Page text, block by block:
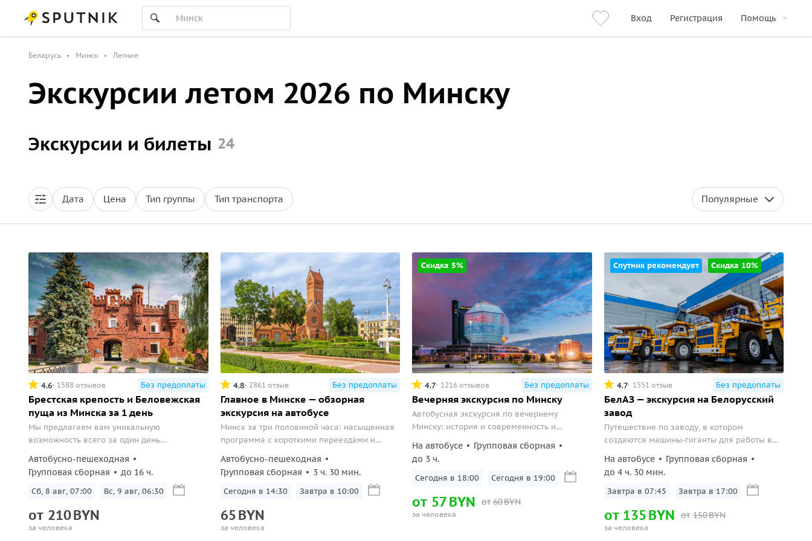
Вход Регистрация Помощь
Беларусь Минск Летние
Экскурсии летом 2026 по Минску
Экскурсии и билеты 24
Дата Цена Тип группы Тип транспорта Популярные
4.6 1588 отзывов Без предоплаты
Брестская крепость и Беловежская
пуща из Минска за 1 день
Мы предлагаем вам уникальную
возможность всего за один день
Беларуси — Брестской крепостью и
национальным парком «Беловежская
пуща». Эта экскурсия — настоящее
региона.
Автобусно-пешеходная
Групповая сборная
до 16 ч.
Сб, 8 авг, 07:00 Вс, 9 авг, 06:30
от 210BYN
за человека
4.8 2861 отзыв Без предоплаты
Главное в Минске — обзорная
экскурсия на автобусе
Минск за три половиной часа: насыщенная
программа с короткими переездами и
Национальной библиотеки и на пл.
Независимости.
Автобусно-пешеходная
Групповая сборная
3 ч. 30 мин.
Сегодня в 14:30 Завтра в 10:00
65BYN
за человека
Скидка 5%
4.7 1216 отзывов Без предоплаты
Вечерняя экскурсия по Минску
Автобусная экскурсия по вечернему
Минску: история и современность и
На автобусе
Групповая сборная
до 3 ч.
Сегодня в 18:00 Сегодня в 19:00
от 60BYN
от 57BYN
за человека
Спутник рекомендует Скидка 10%
4.7 1551 отзыв Без предоплаты
БелАЗ — экскурсия на Белорусский
завод
Путешествие по заводу, в котором
создаются машины-гиганты для работы в
На автобусе
Групповая сборная
до 4 ч. 30 мин.
Завтра в 07:45 Завтра в 17:00
от 150BYN
от 135BYN
за человека